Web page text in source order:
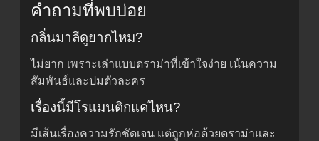
คำถามที่พบบ่อย
กลิ่นมาลีดูยากไหม?
ไม่ยาก เพราะเล่าแบบดราม่าที่เข้าใจง่าย เน้นความ
สัมพันธ์และปมตัวละคร
เรื่องนี้มีโรแมนติกแค่ไหน?
มีเส้นเรื่องความรักชัดเจน แต่ถูกห่อด้วยดราม่าและ